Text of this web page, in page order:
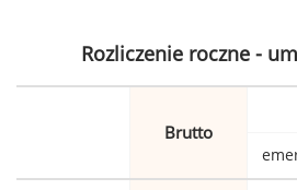
Rozliczenie roczne -
Brutto